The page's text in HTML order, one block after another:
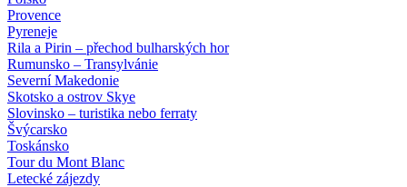
Provence
Pyreneje
Rila a Pirin – přechod bulharských hor
Rumunsko – Transylvánie
Severní Makedonie
Skotsko a ostrov Skye
Slovinsko – turistika nebo ferraty
Švýcarsko
Toskánsko
Tour du Mont Blanc
Letecké zájezdy